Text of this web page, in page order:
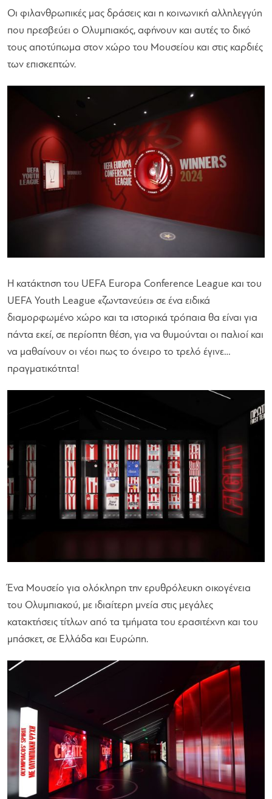
Οι φιλανθρωπικές μας δράσεις και η κοινωνική αλληλεγγύη
που πρεσβεύει ο Ολυμπιακός, αφήνουν και αυτές το δικό
τους αποτύπωμα στον χώρο του Μουσείου και στις καρδιές
των επισκεπτών.
Η κατάκτηση του UEFA Europa Conference League και του
UEFA Youth League «ζωντανεύει» σε ένα ειδικά
διαμορφωμένο χώρο και τα ιστορικά τρόπαια θα είναι για
πάντα εκεί, σε περίοπτη θέση, για να θυμούνται οι παλιοί και
να μαθαίνουν οι νέοι πως το όνειρο το τρελό έγινε…
πραγματικότητα!
Ένα Μουσείο για ολόκληρη την ερυθρόλευκη οικογένεια
του Ολυμπιακού, με ιδιαίτερη μνεία στις μεγάλες
κατακτήσεις τίτλων από τα τμήματα του ερασιτέχνη και του
μπάσκετ, σε Ελλάδα και Ευρώπη.